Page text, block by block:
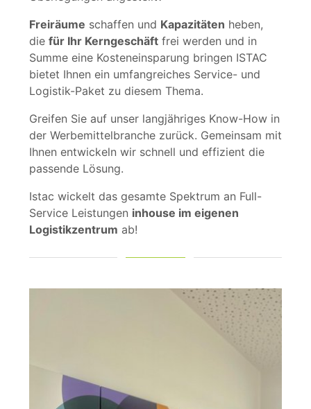
Freiräume schaffen und Kapazitäten heben,
die für Ihr Kerngeschäft frei werden und in
Summe eine Kosteneinsparung bringen ISTAC
bietet Ihnen ein umfangreiches Service- und
Logistik-Paket zu diesem Thema.
Greifen Sie auf unser langjähriges Know-How in
der Werbemittelbranche zurück. Gemeinsam mit
Ihnen entwickeln wir schnell und effizient die
passende Lösung.
Istac wickelt das gesamte Spektrum an Full-
Service Leistungen inhouse im eigenen
Logistikzentrum ab!